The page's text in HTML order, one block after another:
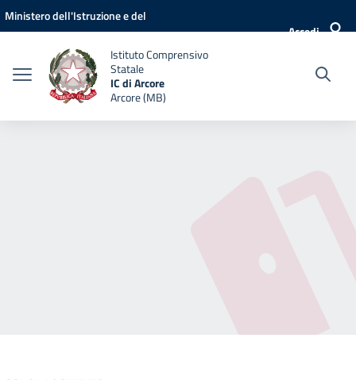
Vai ai contenuti
Vai al menu di navigazione
Vai al footer
Ministero dell'Istruzione e del
Accedi
Istituto Comprensivo
Statale
IC di Arcore
Arcore (MB)